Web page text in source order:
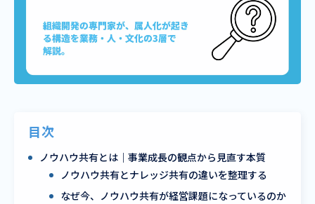
目次
ノウハウ共有とは｜事業成長の観点から見直す本質
ノウハウ共有とナレッジ共有の違いを整理する
なぜ今、ノウハウ共有が経営課題になっているのか